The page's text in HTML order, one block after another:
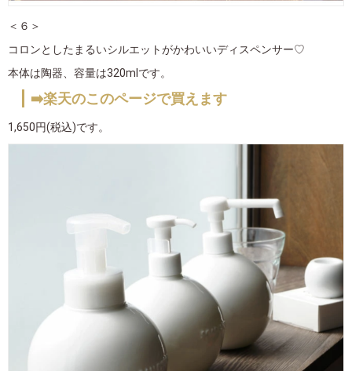
＜６＞
コロンとしたまるいシルエットがかわいいディスペンサー♡
本体は陶器、容量は320mlです。
➡️楽天のこのページで買えます
1,650円(税込)です。